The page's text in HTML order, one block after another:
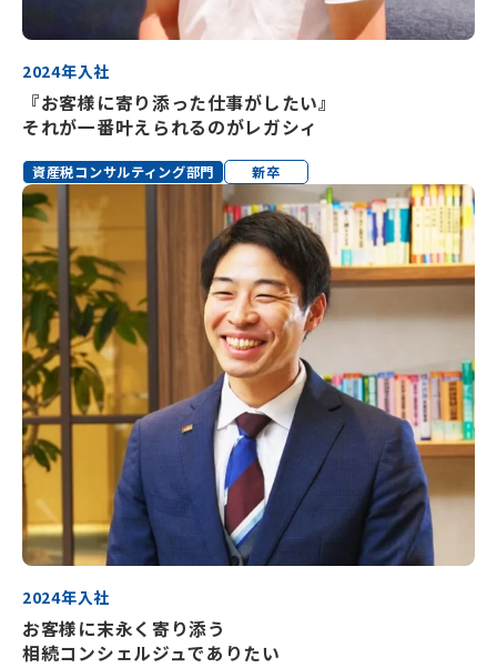
2024年入社
『お客様に寄り添った仕事がしたい』
それが一番叶えられるのがレガシィ
資産税コンサルティング部門 新卒
2024年入社
お客様に末永く寄り添う
相続コンシェルジュでありたい